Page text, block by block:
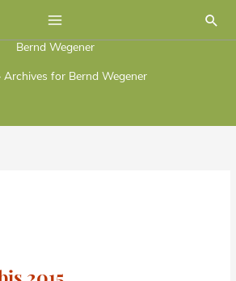
Bernd Wegener
Archives for Bernd Wegener